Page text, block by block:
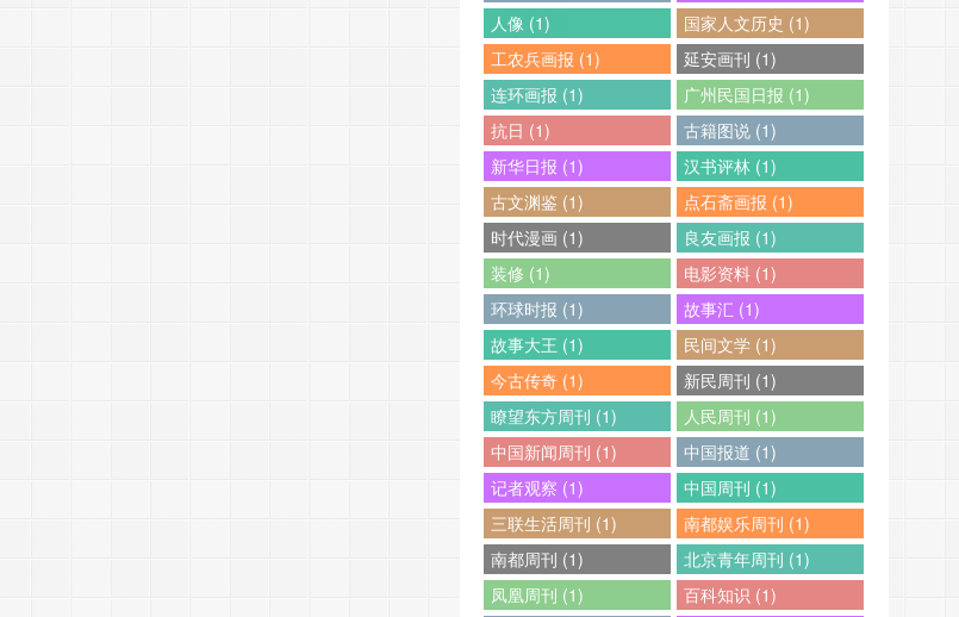
人像 (1)
国家人文历史 (1)
工农兵画报 (1)
延安画刊 (1)
连环画报 (1)
广州民国日报 (1)
抗日 (1)
古籍图说 (1)
新华日报 (1)
汉书评林 (1)
古文渊鉴 (1)
点石斋画报 (1)
时代漫画 (1)
良友画报 (1)
装修 (1)
电影资料 (1)
环球时报 (1)
故事汇 (1)
故事大王 (1)
民间文学 (1)
今古传奇 (1)
新民周刊 (1)
瞭望东方周刊 (1)
人民周刊 (1)
中国新闻周刊 (1)
中国报道 (1)
记者观察 (1)
中国周刊 (1)
三联生活周刊 (1)
南都娱乐周刊 (1)
南都周刊 (1)
北京青年周刊 (1)
凤凰周刊 (1)
百科知识 (1)